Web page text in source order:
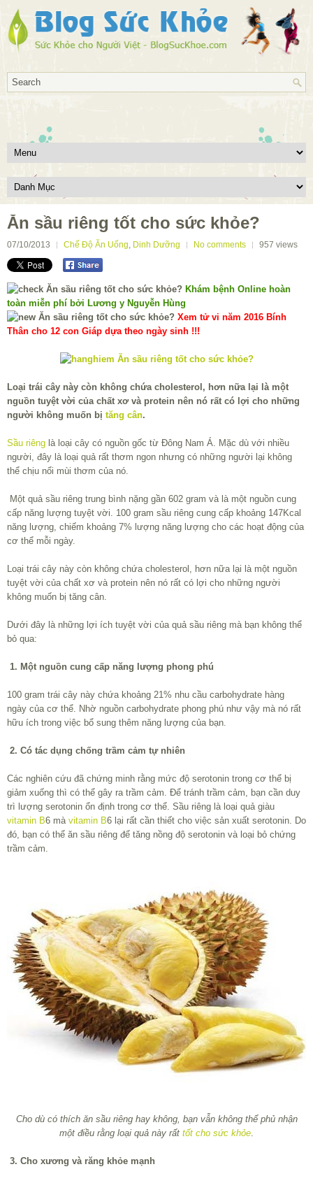
Ăn sầu riêng tốt cho sức khỏe?
07/10/2013 Chế Độ Ăn Uống, Dinh Dưỡng No comments 957 views
Khám bệnh Online hoàn
toàn miễn phí bởi Lương y Nguyễn Hùng
Xem tử vi năm 2016 Bính
Thân cho 12 con Giáp dựa theo ngày sinh !!!
Loại trái cây này còn không chứa cholesterol, hơn nữa lại là một
nguồn tuyệt vời của chất xơ và protein nên nó rất có lợi cho những
người không muốn bị tăng cân.
Sầu riêng là loại cây có nguồn gốc từ Đông Nam Á. Mặc dù với nhiều
người, đây là loại quả rất thơm ngon nhưng có những người lại không
thể chịu nổi mùi thơm của nó.
Một quả sầu riêng trung bình nặng gần 602 gram và là một nguồn cung
cấp năng lượng tuyệt vời. 100 gram sầu riêng cung cấp khoảng 147Kcal
năng lượng, chiếm khoảng 7% lượng năng lượng cho các hoạt động của
cơ thể mỗi ngày.
Loại trái cây này còn không chứa cholesterol, hơn nữa lại là một nguồn
tuyệt vời của chất xơ và protein nên nó rất có lợi cho những người
không muốn bị tăng cân.
Dưới đây là những lợi ích tuyệt vời của quả sầu riêng mà bạn không thể
bỏ qua:
1. Một nguồn cung cấp năng lượng phong phú
100 gram trái cây này chứa khoảng 21% nhu cầu carbohydrate hàng
ngày của cơ thể. Nhờ nguồn carbohydrate phong phú như vậy mà nó rất
hữu ích trong việc bổ sung thêm năng lượng của bạn.
2. Có tác dụng chống trầm cảm tự nhiên
Các nghiên cứu đã chứng minh rằng mức độ serotonin trong cơ thể bị
giảm xuống thì có thể gây ra trầm cảm. Để tránh trầm cảm, bạn cần duy
trì lượng serotonin ổn định trong cơ thể. Sầu riêng là loại quả giàu
vitamin B6 mà vitamin B6 lại rất cần thiết cho việc sản xuất serotonin. Do
đó, bạn có thể ăn sầu riêng để tăng nồng độ serotonin và loại bỏ chứng
trầm cảm.
Cho dù có thích ăn sầu riêng hay không, bạn vẫn không thể phủ nhận
một điều rằng loại quả này rất tốt cho sức khỏe.
3. Cho xương và răng khỏe mạnh